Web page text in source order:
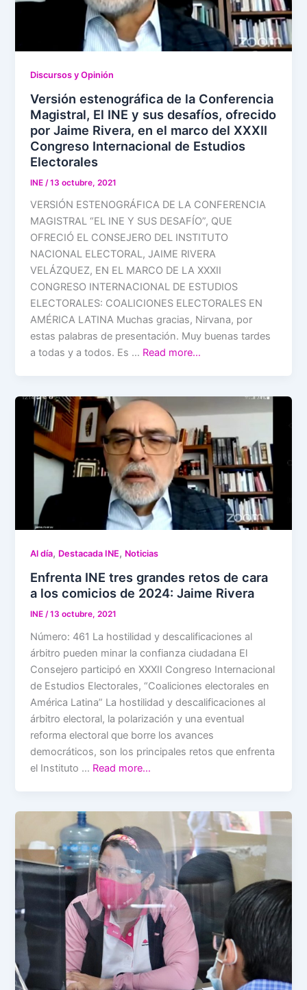
Discursos y Opinión
Versión estenográfica de la Conferencia
Magistral, El INE y sus desafíos, ofrecido
por Jaime Rivera, en el marco del XXXII
Congreso Internacional de Estudios
Electorales
INE /13 octubre, 2021
VERSIÓN ESTENOGRÁFICA DE LA CONFERENCIA
MAGISTRAL “EL INE Y SUS DESAFÍO”, QUE
OFRECIÓ EL CONSEJERO DEL INSTITUTO
NACIONAL ELECTORAL, JAIME RIVERA
VELÁZQUEZ, EN EL MARCO DE LA XXXII
CONGRESO INTERNACIONAL DE ESTUDIOS
ELECTORALES: COALICIONES ELECTORALES EN
AMÉRICA LATINA Muchas gracias, Nirvana, por
estas palabras de presentación. Muy buenas tardes
a todas y a todos. Es … Read more…
Al día, Destacada INE, Noticias
Enfrenta INE tres grandes retos de cara
a los comicios de 2024: Jaime Rivera
INE /13 octubre, 2021
Número: 461 La hostilidad y descalificaciones al
árbitro pueden minar la confianza ciudadana El
Consejero participó en XXXII Congreso Internacional
de Estudios Electorales, “Coaliciones electorales en
América Latina” La hostilidad y descalificaciones al
árbitro electoral, la polarización y una eventual
reforma electoral que borre los avances
democráticos, son los principales retos que enfrenta
el Instituto … Read more…